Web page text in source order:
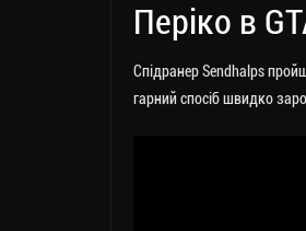
Періко в
Спідранер Sendhalps
гарний спосіб швидко